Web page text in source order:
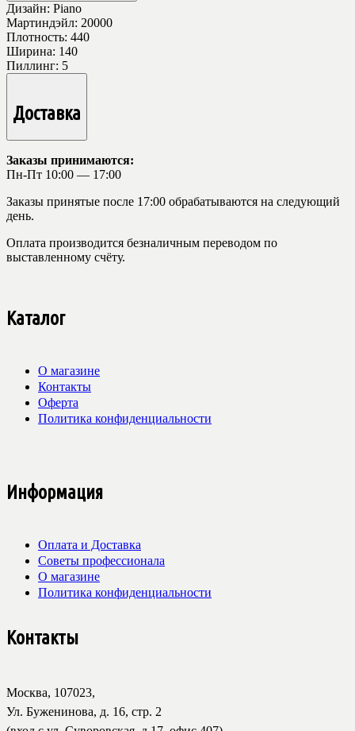
Дизайн: Piano
Мартиндэйл: 20000
Плотность: 440
Ширина: 140
Пиллинг: 5
Доставка
Заказы принимаются:
Пн-Пт 10:00 — 17:00
Заказы принятые после 17:00 обрабатываются на следующий
день.
Оплата производится безналичным переводом по
выставленному счёту.
Каталог
О магазине
Контакты
Оферта
Политика конфиденциальности
Информация
Оплата и Доставка
Советы профессионала
О магазине
Политика конфиденциальности
Контакты
Москва, 107023,
Ул. Буженинова, д. 16, стр. 2